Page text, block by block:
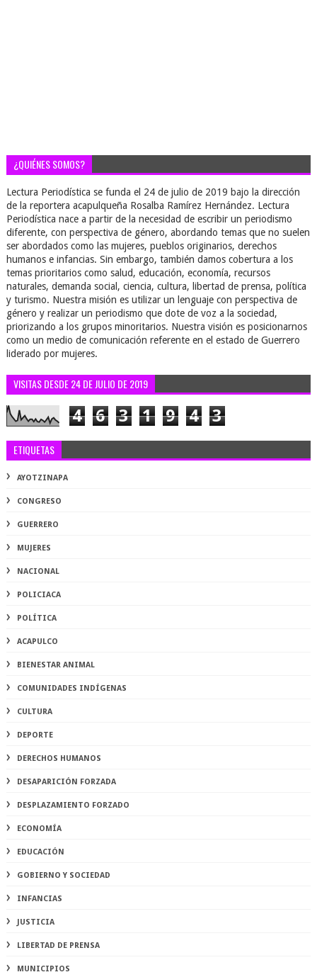
¿QUIÉNES SOMOS?
Lectura Periodística se funda el 24 de julio de 2019 bajo la dirección
de la reportera acapulqueña Rosalba Ramírez Hernández. Lectura
Periodística nace a partir de la necesidad de escribir un periodismo
diferente, con perspectiva de género, abordando temas que no suelen
ser abordados como las mujeres, pueblos originarios, derechos
humanos e infancias. Sin embargo, también damos cobertura a los
temas prioritarios como salud, educación, economía, recursos
naturales, demanda social, ciencia, cultura, libertad de prensa, política
y turismo. Nuestra misión es utilizar un lenguaje con perspectiva de
género y realizar un periodismo que dote de voz a la sociedad,
priorizando a los grupos minoritarios. Nuestra visión es posicionarnos
como un medio de comunicación referente en el estado de Guerrero
liderado por mujeres.
VISITAS DESDE 24 DE JULIO DE 2019
4 6 3 1 9 4 3
ETIQUETAS
AYOTZINAPA
CONGRESO
GUERRERO
MUJERES
NACIONAL
POLICIACA
POLÍTICA
ACAPULCO
BIENESTAR ANIMAL
COMUNIDADES INDÍGENAS
CULTURA
DEPORTE
DERECHOS HUMANOS
DESAPARICIÓN FORZADA
DESPLAZAMIENTO FORZADO
ECONOMÍA
EDUCACIÓN
GOBIERNO Y SOCIEDAD
INFANCIAS
JUSTICIA
LIBERTAD DE PRENSA
MUNICIPIOS